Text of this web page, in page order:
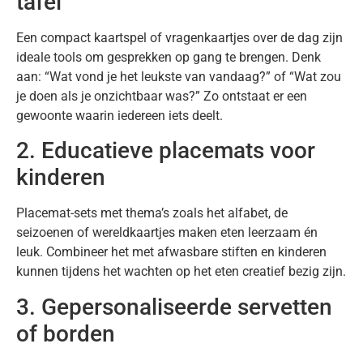
Een compact kaartspel of vragenkaartjes over de dag zijn
ideale tools om gesprekken op gang te brengen. Denk
aan: “Wat vond je het leukste van vandaag?” of “Wat zou
je doen als je onzichtbaar was?” Zo ontstaat er een
gewoonte waarin iedereen iets deelt.
2. Educatieve placemats voor
kinderen
Placemat-sets met thema’s zoals het alfabet, de
seizoenen of wereldkaartjes maken eten leerzaam én
leuk. Combineer het met afwasbare stiften en kinderen
kunnen tijdens het wachten op het eten creatief bezig zijn.
3. Gepersonaliseerde servetten
of borden